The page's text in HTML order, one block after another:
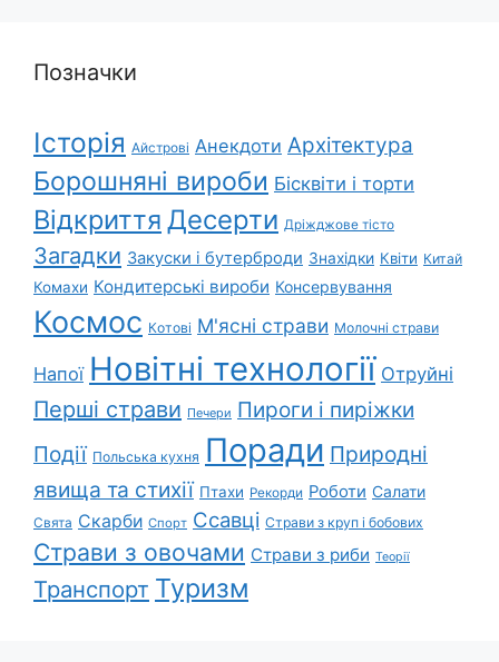
Позначки
Історія Айстрові Анекдоти Архітектура
Борошняні вироби Бісквіти і торти
Відкриття Десерти Дріжджове тісто
Загадки Закуски і бутерброди Знахідки Квіти Китай
Комахи Кондитерські вироби Консервування
Космос Котові М'ясні страви Молочні страви
Напої Новітні технології Отруйні
Перші страви Печери Пироги і пиріжки
Події Польська кухня Поради Природні
явища та стихії Птахи Рекорди Роботи Салати
Свята Скарби Спорт Ссавці Страви з круп і бобових
Страви з овочами Страви з риби Теорії
Транспорт Туризм